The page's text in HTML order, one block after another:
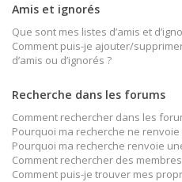
Amis et ignorés
Que sont mes listes d’amis et
Comment puis-je ajouter/
d’amis ou d’ignorés ?
Recherche dans les forums
Comment rechercher dans les
Pourquoi ma recherche ne
Pourquoi ma recherche renvoie
Comment rechercher des
Comment puis-je trouver mes